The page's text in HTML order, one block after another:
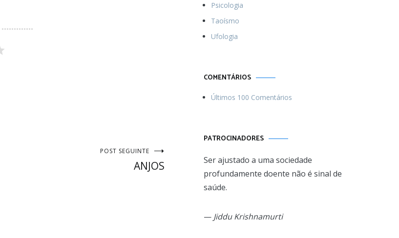
POST SEGUINTE
ANJOS
Psicologia
Taoísmo
Ufologia
COMENTÁRIOS
Últimos 100 Comentários
PATROCINADORES
Ser ajustado a uma sociedade
profundamente doente não é sinal de
saúde.
— Jiddu Krishnamurti